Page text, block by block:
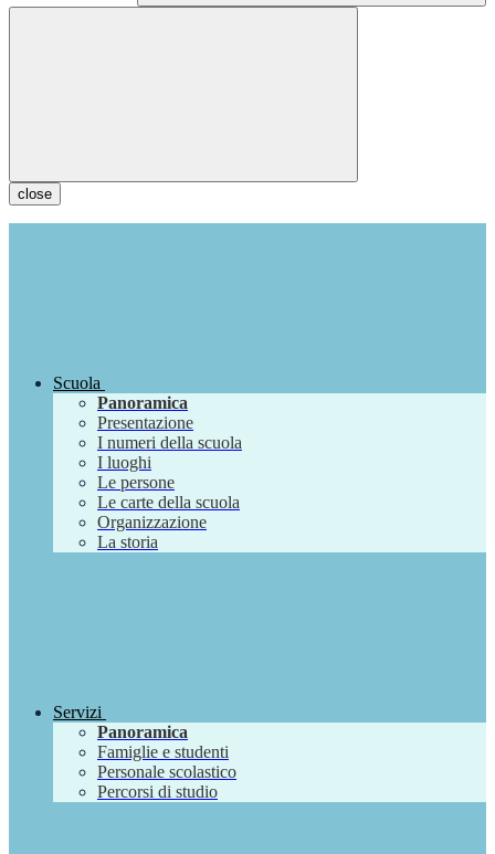
close
Scuola
Panoramica
Presentazione
I numeri della scuola
I luoghi
Le persone
Le carte della scuola
Organizzazione
La storia
Servizi
Panoramica
Famiglie e studenti
Personale scolastico
Percorsi di studio